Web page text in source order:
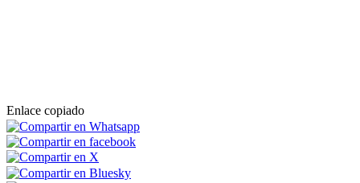
Enlace copiado